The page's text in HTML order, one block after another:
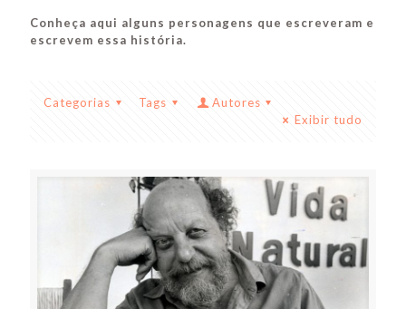
Conheça aqui alguns personagens que escreveram e
escrevem essa história.
Categorias Tags
Autores
Exibir tudo